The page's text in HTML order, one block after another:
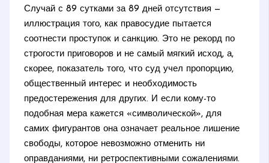
Случай с 89 сутками за 89 дней отсутствия —
иллюстрация того, как правосудие пытается
соотнести проступок и санкцию. Это не рекорд по
строгости приговоров и не самый мягкий исход, а,
скорее, показатель того, что суд учел пропорцию,
общественный интерес и необходимость
предостережения для других. И если кому-то
подобная мера кажется «символической», для
самих фигурантов она означает реальное лишение
свободы, которое невозможно отменить ни
оправданиями, ни ретроспективными сожалениями.